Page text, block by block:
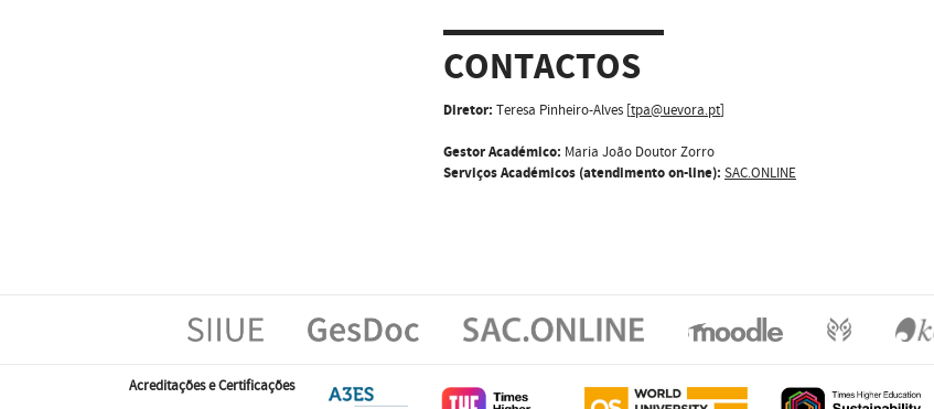
CONTACTOS
Diretor: Teresa Pinheiro-Alves [tpa@uevora.pt]
Gestor Académico: Maria João Doutor Zorro
Serviços Académicos (atendimento on-line): SAC.ONLINE
Acreditações e Certificações